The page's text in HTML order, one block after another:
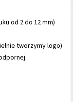
od 2 do 12 mm)
tworzymy logo)